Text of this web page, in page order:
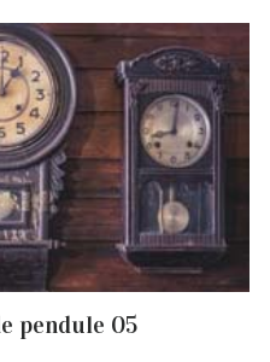
pendule 05